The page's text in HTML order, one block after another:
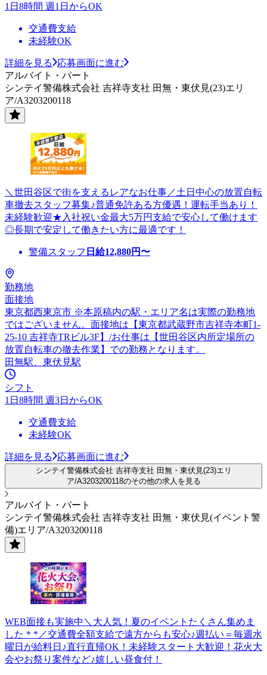
1日8時間 週1日からOK
交通費支給
未経験OK
詳細を見る
応募画面に進む
アルバイト・パート
シンテイ警備株式会社 吉祥寺支社 田無・東伏見(23)エリ
ア/A3203200118
＼世田谷区で街を支えるレアなお仕事／土日中心の放置自転
車撤去スタッフ募集♪普通免許ある方優遇！運転手当あり！
未経験歓迎★入社祝い金最大5万円支給で安心して働けます
◎長期で安定して働きたい方に最適です！
警備スタッフ 日給12,880円〜
勤務地
面接地
東京都西東京市 ※本原稿内の駅・エリア名は実際の勤務地
ではございません。面接地は【東京都武蔵野市吉祥寺本町1-
25-10 吉祥寺TRビル3F】/お仕事は【世田谷区内所定場所の
放置自転車の撤去作業】での勤務となります。
田無駅、東伏見駅
シフト
1日8時間 週3日からOK
交通費支給
未経験OK
詳細を見る 応募画面に進む
シンテイ警備株式会社 吉祥寺支社 田無・東伏見(23)エリ
ア/A3203200118のその他の求人を見る
アルバイト・パート
シンテイ警備株式会社 吉祥寺支社 田無・東伏見(イベント警
備)エリア/A3203200118
WEB面接も実施中＼大人気！夏のイベントたくさん集めま
した＊*／交通費全額支給で遠方からも安心♪週払い＝毎週水
曜日が給料日♪直行直帰OK！未経験スタート大歓迎！花火大
会やお祭り案件など♪嬉しい昼食付！